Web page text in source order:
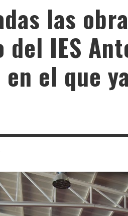
las
IES
en el que